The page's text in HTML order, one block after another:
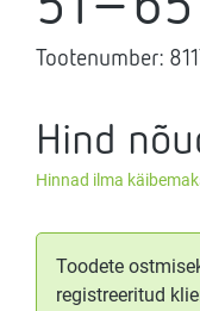
Tootenumber:
Hind
Hinnad ilma
Toodete
registreeritud